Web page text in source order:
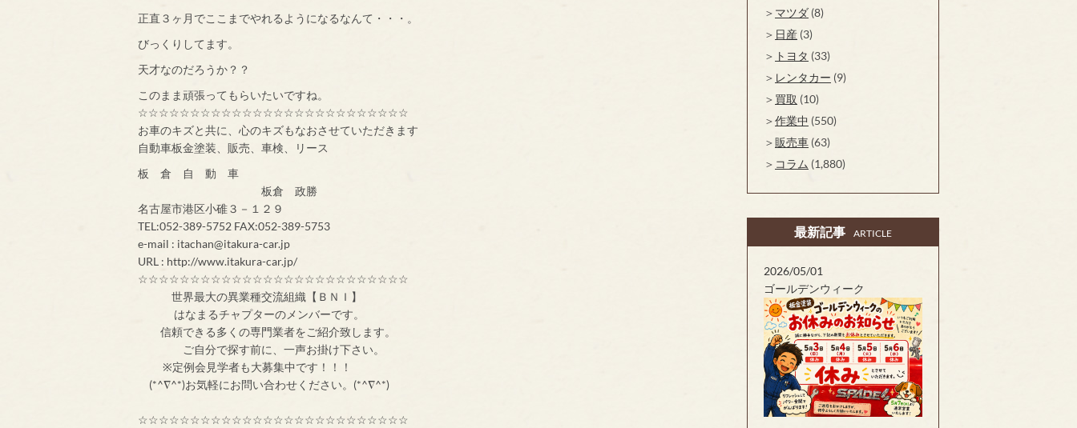
正直３ヶ月でここまでやれるようになるなんて・・・。
びっくりしてます。
天才なのだろうか？？
このまま頑張ってもらいたいですね。
☆☆☆☆☆☆☆☆☆☆☆☆☆☆☆☆☆☆☆☆☆☆☆☆☆☆
お車のキズと共に、心のキズもなおさせていただきます
自動車板金塗装、販売、車検、リース
板 倉 自 動 車
板倉 政勝
名古屋市港区小碓３－１２９
TEL:052-389-5752 FAX:052-389-5753
e-mail : itachan@itakura-car.jp
URL : http://www.itakura-car.jp/
☆☆☆☆☆☆☆☆☆☆☆☆☆☆☆☆☆☆☆☆☆☆☆☆☆☆
世界最大の異業種交流組織【ＢＮＩ】
はなまるチャプターのメンバーです。
信頼できる多くの専門業者をご紹介致します。
ご自分で探す前に、一声お掛け下さい。
※定例会見学者も大募集中です！！！
(*^∇^*)お気軽にお問い合わせください。(*^∇^*)
☆☆☆☆☆☆☆☆☆☆☆☆☆☆☆☆☆☆☆☆☆☆☆☆☆☆
マツダ (8)
日産 (3)
トヨタ (33)
レンタカー (9)
買取 (10)
作業中 (550)
販売車 (63)
コラム (1,880)
最新記事 ARTICLE
2026/05/01
ゴールデンウィーク